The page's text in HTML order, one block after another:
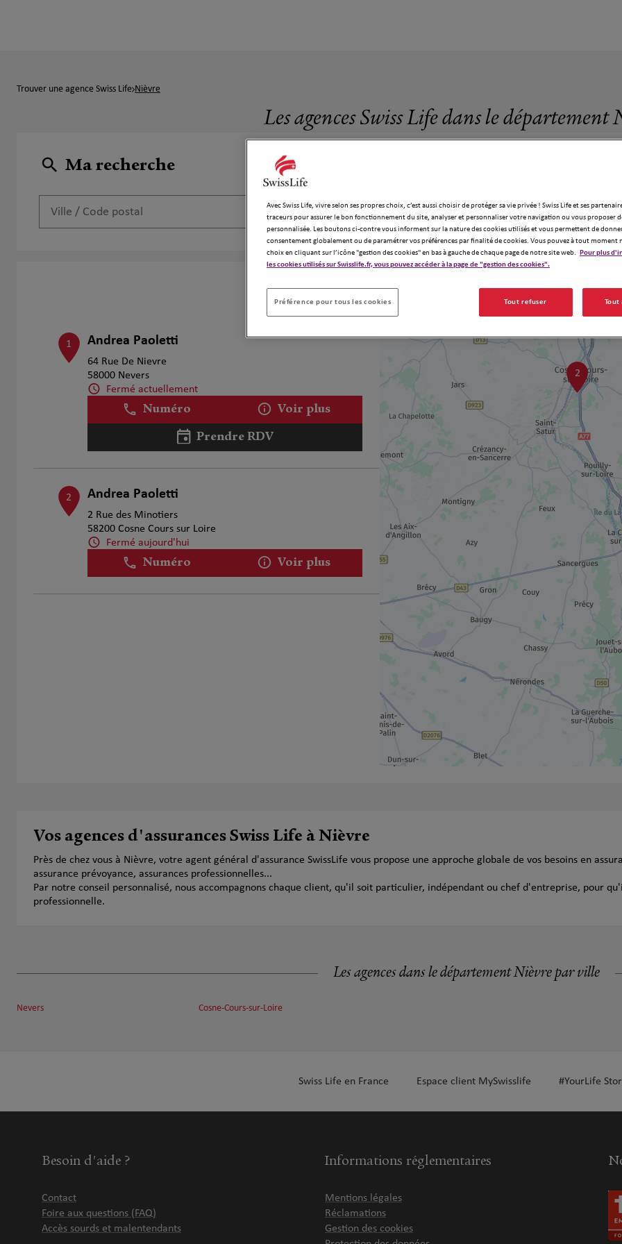
Trouver une agence Swiss Life Nièvre
Les agences Swiss Life dans le département
Ma recherche
2 agences Swiss Life dans le département
1 Andrea Paoletti
64 Rue De Nievre
58000 Nevers
Fermé actuellement
Numéro Voir plus
Prendre RDV
2 Andrea Paoletti
2 Rue des Minotiers
58200 Cosne Cours sur Loire
Fermé aujourd'hui
Numéro Voir plus
2
Vos agences d'assurances Swiss Life à Nièvre
Près de chez vous à Nièvre, votre agent général d'assurance SwissLife vous propose une approche globale de vos besoins en
assurance prévoyance, assurances professionnelles...
Par notre conseil personnalisé, nous accompagnons chaque client, qu'il soit particulier, indépendant ou chef d'entreprise, pour
professionnelle.
Les agences dans le département Nièvre par ville
Nevers Cosne-Cours-sur-Loire
Swiss Life en France Espace client MySwisslife #YourLife
Besoin d'aide ?
Contact
Foire aux questions (FAQ)
Accès sourds et malentendants
Informations réglementaires
Mentions légales
Réclamations
Gestion des cookies
Avec Swiss Life, vivre selon ses propres choix, c’est aussi choisir de protéger sa vie privée ! Swiss Life et ses
traceurs pour assurer le bon fonctionnement du site, analyser et personnaliser votre navigation ou vous proposer
personnalisée. Les boutons ci-contre vous informent sur la nature des cookies utilisés et vous permettent de
consentement globalement ou de paramétrer vos préférences par finalité de cookies. Vous pouvez à tout moment
choix en cliquant sur l’icône "gestion des cookies" en bas à gauche de chaque page de notre site web.
Pour plus
les cookies utilisés sur Swisslife.fr, vous pouvez accéder à la page de "gestion des cookies".
Préférence pour tous les cookies Tout refuser